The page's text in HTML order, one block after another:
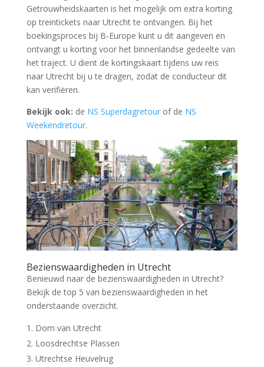
Getrouwheidskaarten is het mogelijk om extra korting
op treintickets naar Utrecht te ontvangen. Bij het
boekingsproces bij B-Europe kunt u dit aangeven en
ontvangt u korting voor het binnenlandse gedeelte van
het traject. U dient de kortingskaart tijdens uw reis
naar Utrecht bij u te dragen, zodat de conducteur dit
kan verifiëren.
Bekijk ook: de NS Superdagretourof de NS
Weekendretour.
Bezienswaardigheden in Utrecht
Benieuwd naar de bezienswaardigheden in Utrecht?
Bekijk de top 5 van bezienswaardigheden in het
onderstaande overzicht.
Dom van Utrecht
Loosdrechtse Plassen
Utrechtse Heuvelrug